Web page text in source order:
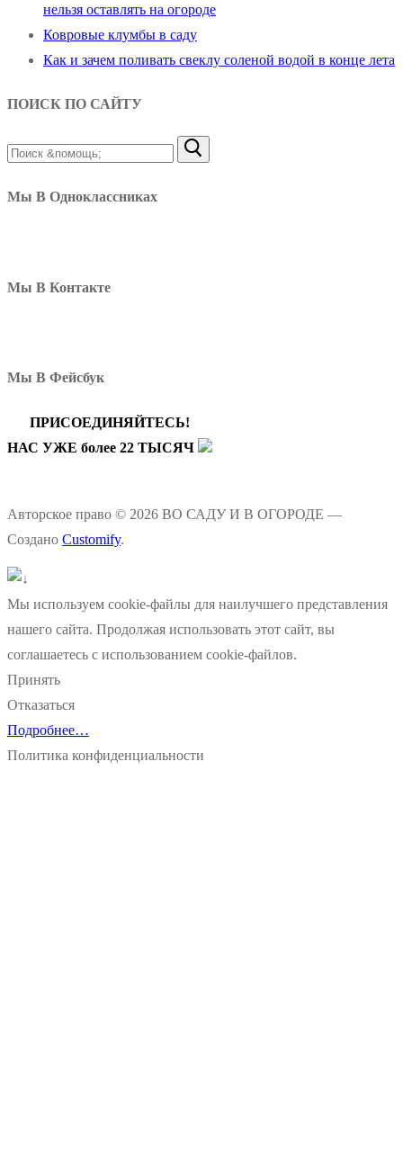
нельзя оставлять на огороде
Ковровые клумбы в саду
Как и зачем поливать свеклу соленой водой в конце лета
ПОИСК ПО САЙТУ
Найти:
Мы В Одноклассниках
Мы В Контакте
Мы В Фейсбук
ПРИСОЕДИНЯЙТЕСЬ!
НАС УЖЕ более 22 ТЫСЯЧ
Авторское право © 2026 ВО САДУ И В ОГОРОДЕ —
Создано Customify.
Мы используем cookie-файлы для наилучшего представления
нашего сайта. Продолжая использовать этот сайт, вы
соглашаетесь с использованием cookie-файлов.
Принять
Отказаться
Подробнее…
Политика конфиденциальности